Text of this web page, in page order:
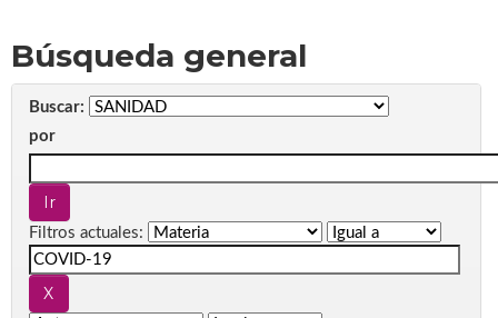
Búsqueda general
Buscar:
por
Filtros actuales: